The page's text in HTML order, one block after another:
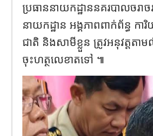
ប្រធាននាយកដ្ឋាននគរបាលចរ
នាយកដ្ឋាន អង្គភាពពាក់ព័ន្ធ ក
ជាតិ និងសាមីខ្លួន ត្រូវអនុវត្តតាម
ចុះហត្ថលេខាតទៅ ៕